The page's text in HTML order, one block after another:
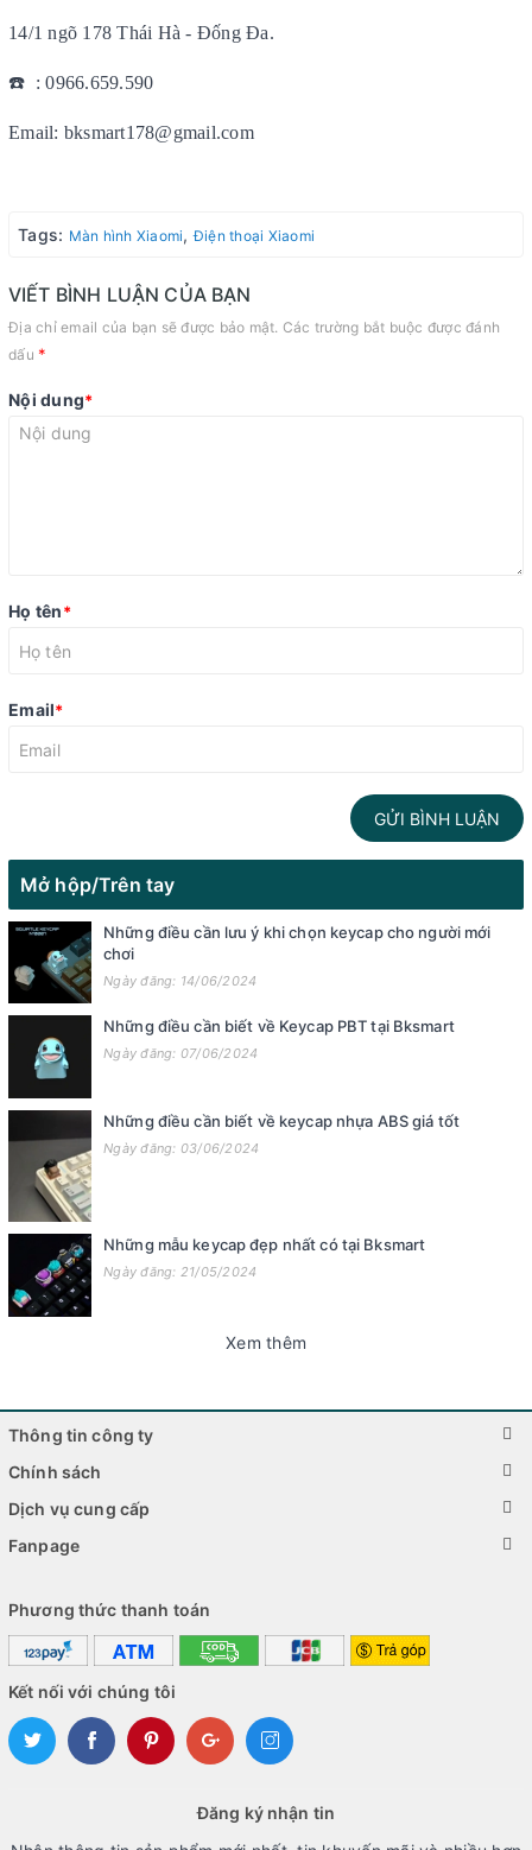
14/1 ngõ 178 Thái Hà - Đống Đa.
☎️ : 0966.659.590
Email: bksmart178@gmail.com
Tags: Màn hình Xiaomi,Điện thoại Xiaomi
VIẾT BÌNH LUẬN CỦA BẠN
Địa chỉ email của bạn sẽ được bảo mật. Các trường bắt buộc được đánh
dấu *
Nội dung*
Họ tên*
Email*
GỬI BÌNH LUẬN
Mở hộp/Trên tay
Những điều cần lưu ý khi chọn keycap cho người mới
chơi
Ngày đăng: 14/06/2024
Những điều cần biết về Keycap PBT tại Bksmart
Ngày đăng: 07/06/2024
Những điều cần biết về keycap nhựa ABS giá tốt
Ngày đăng: 03/06/2024
Những mẫu keycap đẹp nhất có tại Bksmart
Ngày đăng: 21/05/2024
Xem thêm
Thông tin công ty
Chính sách
Dịch vụ cung cấp
Fanpage
Phương thức thanh toán
Kết nối với chúng tôi
Đăng ký nhận tin